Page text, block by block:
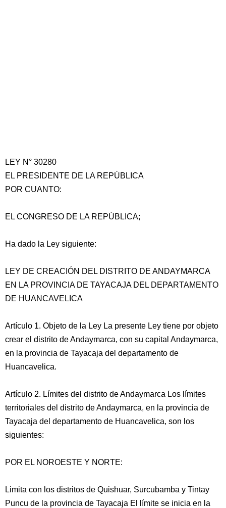
LEY N° 30280
EL PRESIDENTE DE LA REPÚBLICA
POR CUANTO:
EL CONGRESO DE LA REPÚBLICA;
Ha dado la Ley siguiente:
LEY DE CREACIÓN DEL DISTRITO DE ANDAYMARCA
EN LA PROVINCIA DE TAYACAJA DEL DEPARTAMENTO
DE HUANCAVELICA
Artículo 1. Objeto de la Ley La presente Ley tiene por objeto
crear el distrito de Andaymarca, con su capital Andaymarca,
en la provincia de Tayacaja del departamento de
Huancavelica.
Artículo 2. Límites del distrito de Andaymarca Los límites
territoriales del distrito de Andaymarca, en la provincia de
Tayacaja del departamento de Huancavelica, son los
siguientes:
POR EL NOROESTE Y NORTE:
Limita con los distritos de Quishuar, Surcubamba y Tintay
Puncu de la provincia de Tayacaja El límite se inicia en la